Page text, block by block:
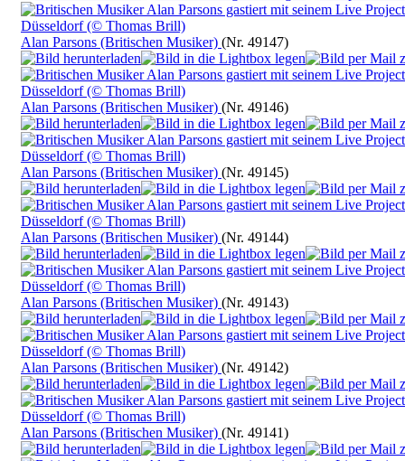
Alan Parsons (Britischen Musiker) (Nr. 49147)
Alan Parsons (Britischen Musiker) (Nr. 49146)
Alan Parsons (Britischen Musiker) (Nr. 49145)
Alan Parsons (Britischen Musiker) (Nr. 49144)
Alan Parsons (Britischen Musiker) (Nr. 49143)
Alan Parsons (Britischen Musiker) (Nr. 49142)
Alan Parsons (Britischen Musiker) (Nr. 49141)